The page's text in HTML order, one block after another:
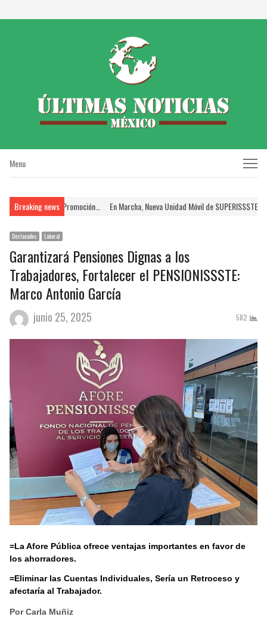
Menu
Menu
Breaking news
el Proceso de Promoción… En Marcha, Nueva Unidad Móvil de SUPERISSSTE;
Destacados Laboral
Garantizará Pensiones Dignas a los
Trabajadores, Fortalecer el PENSIONISSSTE:
Marco Antonio García
junio 25, 2025 582
=La Afore Pública ofrece ventajas importantes en favor de
los ahorradores.
=Eliminar las Cuentas Individuales, Sería un Retroceso y
afectaría al Trabajador.
Por Carla Muñiz